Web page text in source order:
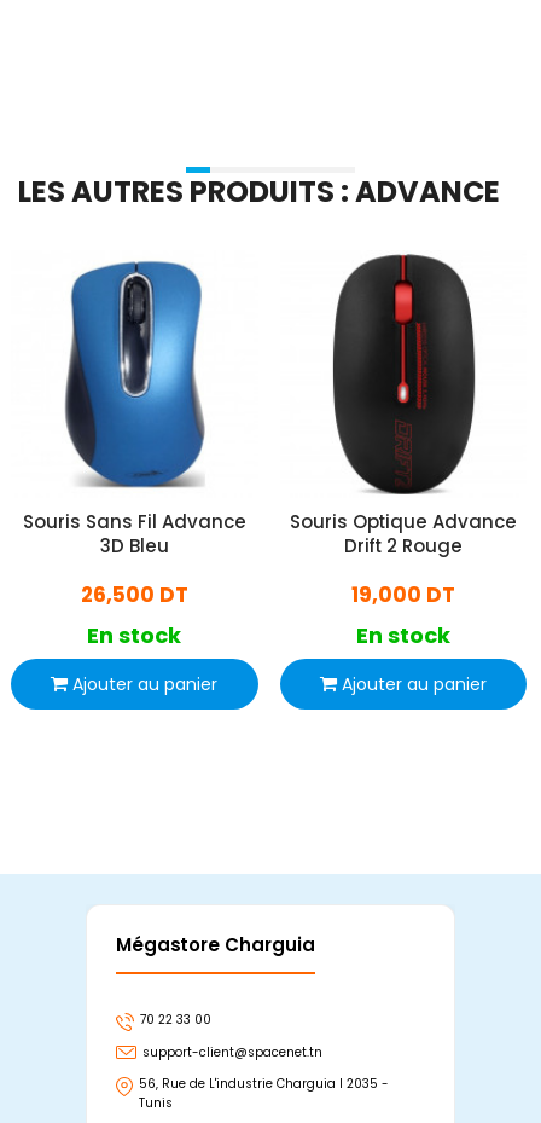
LES AUTRES PRODUITS : ADVANCE
Souris Sans Fil Advance
3D Bleu
26,500 DT
En stock
Ajouter au panier
Souris Optique Advance
Drift 2 Rouge
19,000 DT
En stock
Ajouter au panier
Mégastore Charguia
70 22 33 00
support-client@spacenet.tn
56, Rue de L'industrie Charguia I 2035 -
Tunis